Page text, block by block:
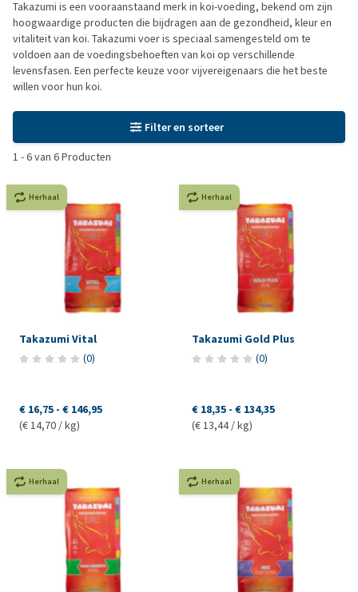
Takazumi is een vooraanstaand merk in koi-voeding, bekend om zijn
hoogwaardige producten die bijdragen aan de gezondheid, kleur en
vitaliteit van koi. Takazumi voer is speciaal samengesteld om te
voldoen aan de voedingsbehoeften van koi op verschillende
levensfasen. Een perfecte keuze voor vijvereigenaars die het beste
willen voor hun koi.
Filter en sorteer
1 -6van 6Producten
Herhaal
Takazumi Vital
(0)
€ 16,75 - € 146,95
(€ 14,70 / kg)
Herhaal
Takazumi Gold Plus
(0)
€ 18,35 - € 134,35
(€ 13,44 / kg)
Herhaal Herhaal